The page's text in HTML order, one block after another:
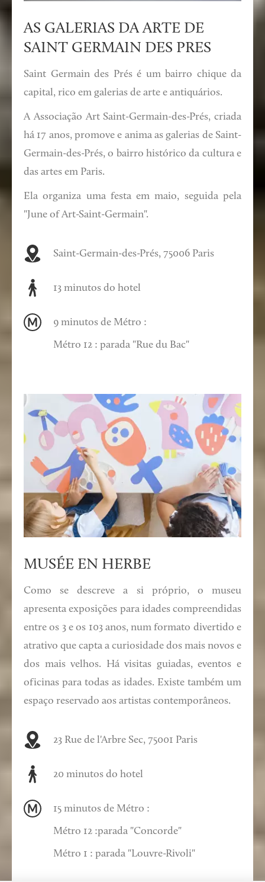
AS GALERIAS DA ARTE DE
SAINT GERMAIN DES PRES
Saint Germain des Prés é um bairro chique da
capital, rico em galerias de arte e antiquários.
A Associação Art Saint-Germain-des-Prés, criada
há 17 anos, promove e anima as galerias de Saint-
Germain-des-Prés, o bairro histórico da cultura e
das artes em Paris.
Ela organiza uma festa em maio, seguida pela
"June of Art-Saint-Germain".
Saint-Germain-des-Prés, 75006 Paris
13 minutos do hotel
9 minutos de Métro :
Métro 12 : parada "Rue du Bac"
MUSÉE EN HERBE
Como se descreve a si próprio, o museu
apresenta exposições para idades compreendidas
entre os 3 e os 103 anos, num formato divertido e
atrativo que capta a curiosidade dos mais novos e
dos mais velhos. Há visitas guiadas, eventos e
oficinas para todas as idades. Existe também um
espaço reservado aos artistas contemporâneos.
23 Rue de l'Arbre Sec, 75001 Paris
20 minutos do hotel
15 minutos de Métro :
Métro 12 :parada "Concorde"
Métro 1 : parada "Louvre-Rivoli"